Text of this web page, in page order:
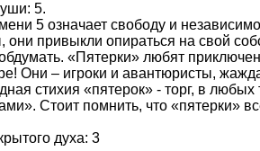
5.
5 означает свободу и
они привыкли опираться на свой
«Пятерки» любят
Они – игроки и авантюристы,
стихия «пятерок» - торг, в
Стоит помнить, что «пятерки»
духа: 3